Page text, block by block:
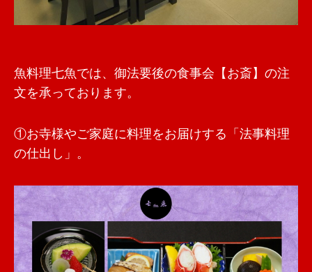
魚料理七魚では、御法要後の食事会【お斎】の注
文を承っております。
①お寺様やご家庭に料理をお届けする「法事料理
の仕出し」。